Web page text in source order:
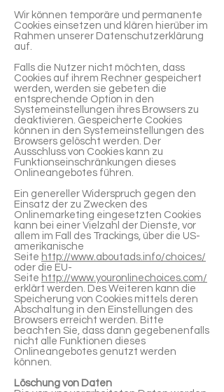
Wir können temporäre und permanente
Cookies einsetzen und klären hierüber im
Rahmen unserer Datenschutzerklärung
auf.
Falls die Nutzer nicht möchten, dass
Cookies auf ihrem Rechner gespeichert
werden, werden sie gebeten die
entsprechende Option in den
Systemeinstellungen ihres Browsers zu
deaktivieren. Gespeicherte Cookies
können in den Systemeinstellungen des
Browsers gelöscht werden. Der
Ausschluss von Cookies kann zu
Funktionseinschränkungen dieses
Onlineangebotes führen.
Ein genereller Widerspruch gegen den
Einsatz der zu Zwecken des
Onlinemarketing eingesetzten Cookies
kann bei einer Vielzahl der Dienste, vor
allem im Fall des Trackings, über die US-
amerikanische
Seite http://www.aboutads.info/choices/
oder die EU-
Seite http://www.youronlinechoices.com/
erklärt werden. Des Weiteren kann die
Speicherung von Cookies mittels deren
Abschaltung in den Einstellungen des
Browsers erreicht werden. Bitte
beachten Sie, dass dann gegebenenfalls
nicht alle Funktionen dieses
Onlineangebotes genutzt werden
können.
Löschung von Daten